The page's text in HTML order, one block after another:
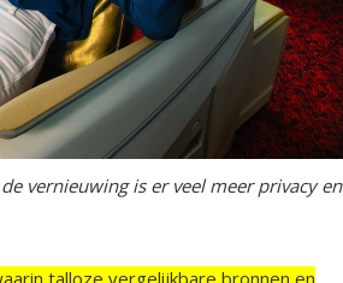
vernieuwing is er veel meer privacy en
talloze vergelijkbare bronnen en